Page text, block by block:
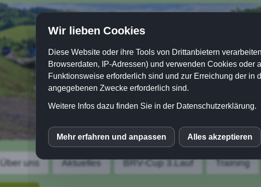
Über uns Aktuelles BRV-Cup 3.Lauf Training
Wir lieben Cookies
Diese Website oder ihre Tools von Drittanbietern
Browserdaten, IP-Adressen) und verwenden Cookies oder
Funktionsweise erforderlich sind und zur Erreichung der in
angegebenen Zwecke erforderlich sind.
Weitere Infos dazu finden Sie in der Datenschutzerklärung.
inCMS
Google Fonts
Mehr erfahren und anpassen Alles akzeptieren